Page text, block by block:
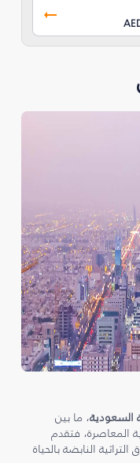
السعودية، ما بين
المعاصرة، فتقدم
النابضة بالحياة